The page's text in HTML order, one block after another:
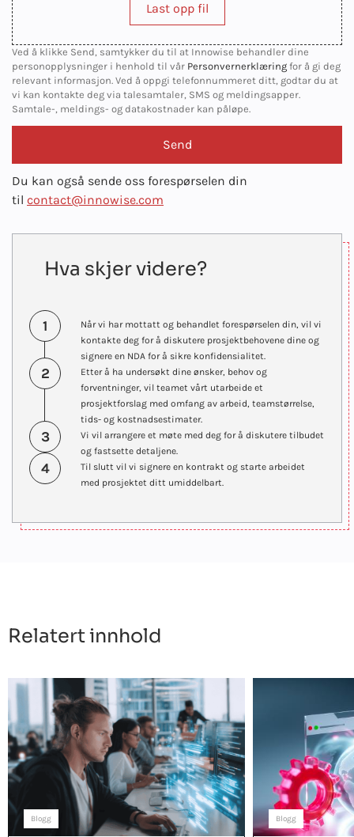
Last opp fil
Ved å klikke Send, samtykker du til at Innowise behandler dine
personopplysninger i henhold til vår Personvernerklæring for å gi deg
relevant informasjon. Ved å oppgi telefonnummeret ditt, godtar du at
vi kan kontakte deg via talesamtaler, SMS og meldingsapper.
Samtale-, meldings- og datakostnader kan påløpe.
Du kan også sende oss forespørselen din
til contact@innowise.com
Hva skjer videre?
1
Når vi har mottatt og behandlet forespørselen din, vil vi
kontakte deg for å diskutere prosjektbehovene dine og
signere en NDA for å sikre konfidensialitet.
2
Etter å ha undersøkt dine ønsker, behov og
forventninger, vil teamet vårt utarbeide et
prosjektforslag med omfang av arbeid, teamstørrelse,
tids- og kostnadsestimater.
3
Vi vil arrangere et møte med deg for å diskutere tilbudet
og fastsette detaljene.
4
Til slutt vil vi signere en kontrakt og starte arbeidet
med prosjektet ditt umiddelbart.
Relatert innhold
Blogg Blogg